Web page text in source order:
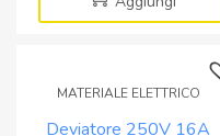
moduli
Serie
Astra
MATERIALE ELETTRICO
Deviatore 250V 16A